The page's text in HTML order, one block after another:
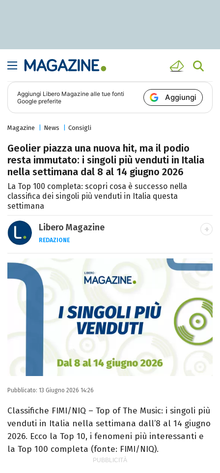
Aggiungi Libero Magazine alle tue fonti
Google preferite
Aggiungi
Magazine News Consigli
Geolier piazza una nuova hit, ma il podio
resta immutato: i singoli più venduti in Italia
nella settimana dal 8 al 14 giugno 2026
La Top 100 completa: scopri cosa è successo nella
classifica dei singoli più venduti in Italia questa
settimana
Libero Magazine
REDAZIONE
E-MAIL
INSTAGRAM FACEBOOK
Libero Magazine è il canale del portale
Libero.it dedicato al mondo della
televisione, dello spettacolo e del gossip.
Pubblicato: 13 Giugno 2026 14:26
Classifiche FIMI/NIQ – Top of The Music: i singoli più
venduti in Italia nella settimana dall’8 al 14 giugno
2026. Ecco la Top 10, i fenomeni più interessanti e
la Top 100 completa (fonte: FIMI/NIQ).